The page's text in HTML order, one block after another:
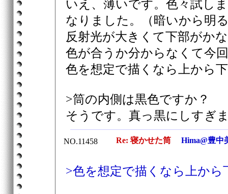
いえ、薄いです。色々試し
なりました。（暗いから明
反射光が大きくて下部がか
色が合うか分からなくて今
色を想定で描くなら上から
>筒の内側は黒色ですか？
そうです。真っ黒にしすぎ
NO.11458 Re: 寝かせた筒 Hima@豊中
>色を想定で描くなら上か